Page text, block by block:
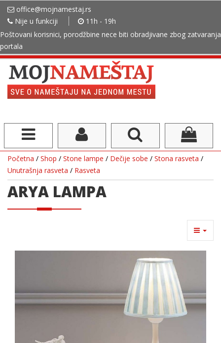
office@mojnamestaj.rs
Nije u funkciji
11h - 19h
Poštovani korisnici, porodžbine nece biti obradjivane zbog zatvaranja
portala
Početna / Shop / Stone lampe / Dečije sobe / Stona rasveta /
Unutrašnja rasveta / Rasveta
ARYA LAMPA